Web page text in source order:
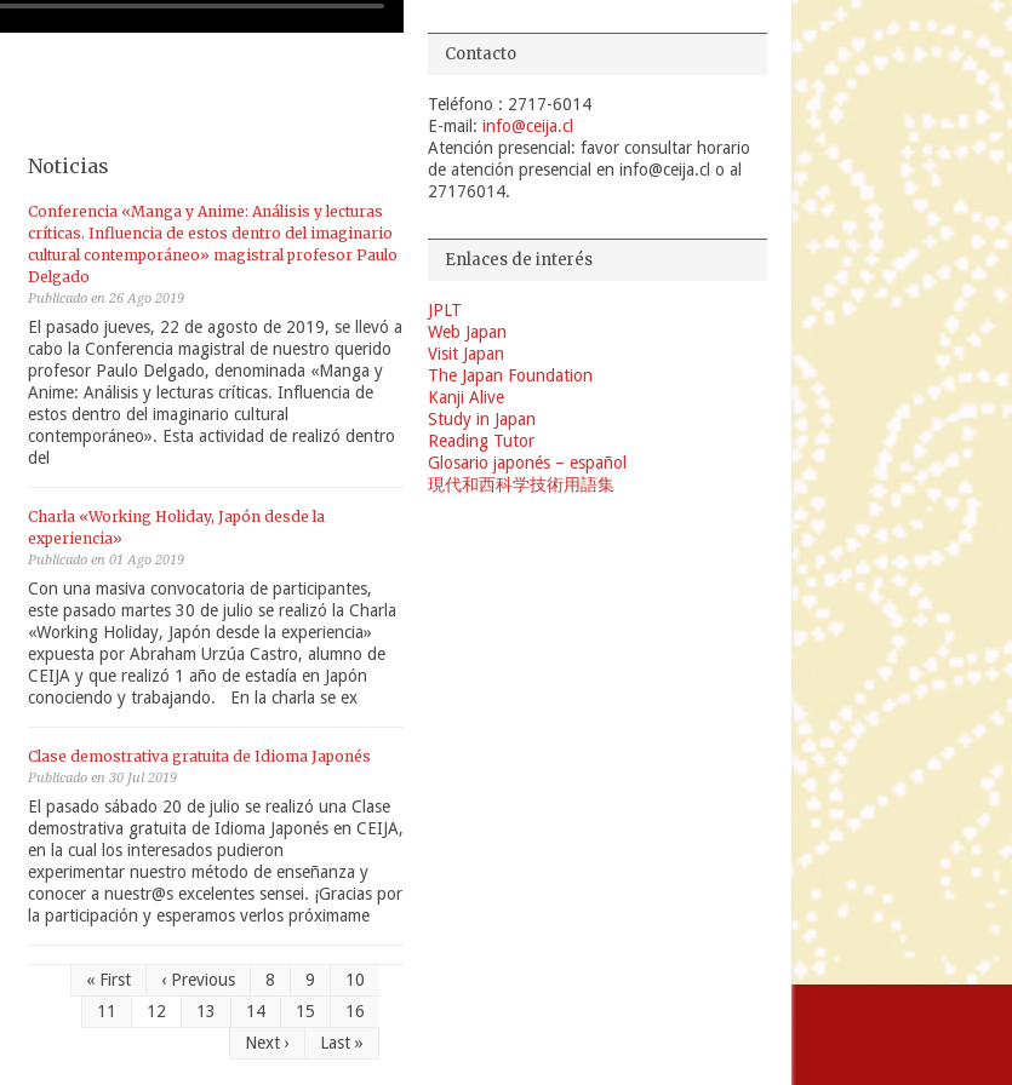
Noticias
Conferencia «Manga y Anime: Análisis y lecturas
críticas. Influencia de estos dentro del imaginario
cultural contemporáneo» magistral profesor Paulo
Delgado
Publicado en 26 Ago 2019
El pasado jueves, 22 de agosto de 2019, se llevó a
cabo la Conferencia magistral de nuestro querido
profesor Paulo Delgado, denominada «Manga y
Anime: Análisis y lecturas críticas. Influencia de
estos dentro del imaginario cultural
contemporáneo». Esta actividad de realizó dentro
del
Charla «Working Holiday, Japón desde la
experiencia»
Publicado en 01 Ago 2019
Con una masiva convocatoria de participantes,
este pasado martes 30 de julio se realizó la Charla
«Working Holiday, Japón desde la experiencia»
expuesta por Abraham Urzúa Castro, alumno de
CEIJA y que realizó 1 año de estadía en Japón
conociendo y trabajando. En la charla se ex
Clase demostrativa gratuita de Idioma Japonés
Publicado en 30 Jul 2019
El pasado sábado 20 de julio se realizó una Clase
demostrativa gratuita de Idioma Japonés en CEIJA,
en la cual los interesados pudieron
experimentar nuestro método de enseñanza y
conocer a nuestr@s excelentes sensei. ¡Gracias por
la participación y esperamos verlos próximame
« First ‹ Previous 8 9
10
11
12 13 14 15
16
Next ›
Last »
Contacto
Teléfono : 2717-6014
E-mail: info@ceija.cl
Atención presencial: favor consultar horario
de atención presencial en info@ceija.cl o al
27176014.
Enlaces de interés
JPLT
Web Japan
Visit Japan
The Japan Foundation
Kanji Alive
Study in Japan
Reading Tutor
Glosario japonés – español
現代和西科学技術用語集